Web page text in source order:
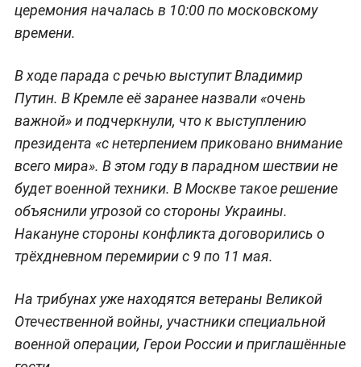
церемония началась в 10:00 по московскому
времени.
В ходе парада с речью выступит Владимир
Путин. В Кремле её заранее назвали «очень
важной» и подчеркнули, что к выступлению
президента «с нетерпением приковано внимание
всего мира». В этом году в парадном шествии не
будет военной техники. В Москве такое решение
объяснили угрозой со стороны Украины.
Накануне стороны конфликта договорились о
трёхдневном перемирии с 9 по 11 мая.
На трибунах уже находятся ветераны Великой
Отечественной войны, участники специальной
военной операции, Герои России и приглашённые